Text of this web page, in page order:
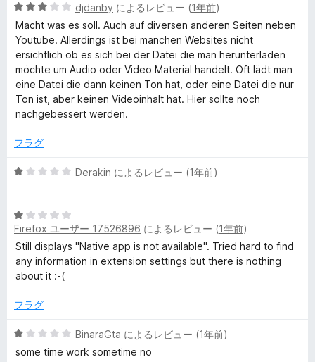
中
1
の
評
価
5
段
階
中
3
の
評
価
djdanby によるレビュー (1年前)
Macht was es soll. Auch auf diversen anderen Seiten neben
Youtube. Allerdings ist bei manchen Websites nicht
ersichtlich ob es sich bei der Datei die man herunterladen
möchte um Audio oder Video Material handelt. Oft lädt man
eine Datei die dann keinen Ton hat, oder eine Datei die nur
Ton ist, aber keinen Videoinhalt hat. Hier sollte noch
nachgebessert werden.
フラグ
5
中
1
の
評
価
Derakin によるレビュー (1年前)
5
段
階
中
1
評
Firefox ユーザー 17526896 によるレビュー (1年前)
Still displays "Native app is not available". Tried hard to find
any information in extension settings but there is nothing
about it :-(
フラグ
5
段
BinaraGta によるレビュー (1年前)
some time work sometime no